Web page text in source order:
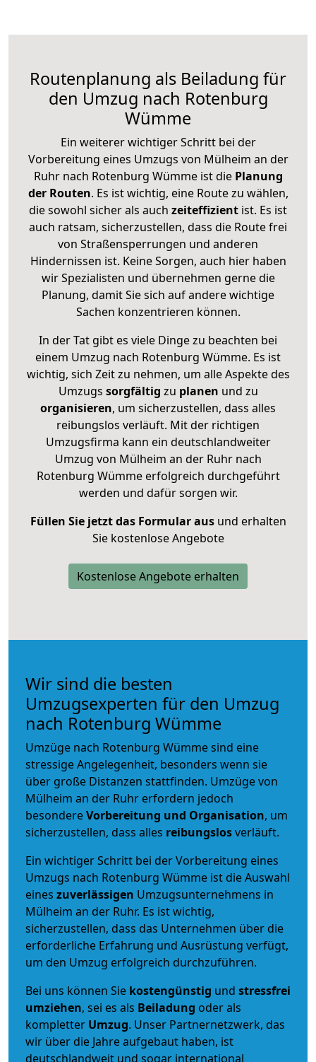
Routenplanung als Beiladung für
den Umzug nach Rotenburg
Wümme
Ein weiterer wichtiger Schritt bei der
Vorbereitung eines Umzugs von Mülheim an der
Ruhr nach Rotenburg Wümme ist diePlanung
der Routen. Es ist wichtig, eine Route zu wählen,
die sowohl sicher als auch zeiteffizient ist. Es ist
auch ratsam, sicherzustellen, dass die Route frei
von Straßensperrungen und anderen
Hindernissen ist. Keine Sorgen, auch hier haben
wir Spezialisten und übernehmen gerne die
Planung, damit Sie sich auf andere wichtige
Sachen konzentrieren können.
In der Tat gibt es viele Dinge zu beachten bei
einem Umzug nach Rotenburg Wümme. Es ist
wichtig, sich Zeit zu nehmen, um alle Aspekte des
Umzugs sorgfältig zu planen und zu
organisieren, um sicherzustellen, dass alles
reibungslos verläuft. Mit der richtigen
Umzugsfirma kann ein deutschlandweiter
Umzug von Mülheim an der Ruhr nach
Rotenburg Wümme erfolgreich durchgeführt
werden und dafür sorgen wir.
Füllen Sie jetzt das Formular ausund erhalten
Sie kostenlose Angebote
Kostenlose Angebote erhalten
Wir sind die besten
Umzugsexperten für den Umzug
nach Rotenburg Wümme
Umzüge nach Rotenburg Wümme sind eine
stressige Angelegenheit, besonders wenn sie
über große Distanzen stattfinden. Umzüge von
Mülheim an der Ruhr erfordern jedoch
besondereVorbereitung und Organisation, um
sicherzustellen, dass alles reibungslosverläuft.
Ein wichtiger Schritt bei der Vorbereitung eines
Umzugs nach Rotenburg Wümme ist die Auswahl
eines zuverlässigen Umzugsunternehmens in
Mülheim an der Ruhr. Es ist wichtig,
sicherzustellen, dass das Unternehmen über die
erforderliche Erfahrung und Ausrüstung verfügt,
um den Umzug erfolgreich durchzuführen.
Bei uns können Sie kostengünstig und stressfrei
umziehen, sei es als Beiladung oder als
kompletter Umzug. Unser Partnernetzwerk, das
wir über die Jahre aufgebaut haben, ist
deutschlandweit und sogar international